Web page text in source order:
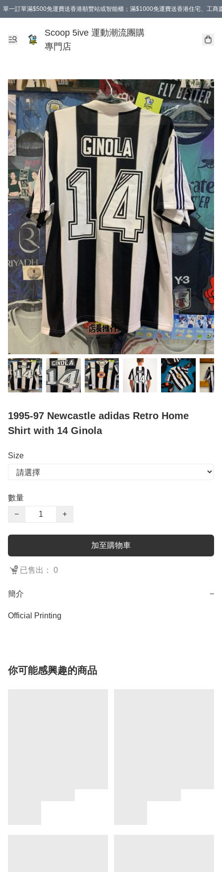
單一訂單滿$500免運費送香港順豐站或智能櫃；滿$1000免運費送香港住宅、工商
Scoop 5ive 運動潮流團購
專門店
1995-97 Newcastle adidas Retro Home
Shirt with 14 Ginola
Size
數量
−
+
加至購物車
已售出： 0
簡介 −
Official Printing
你可能感興趣的商品